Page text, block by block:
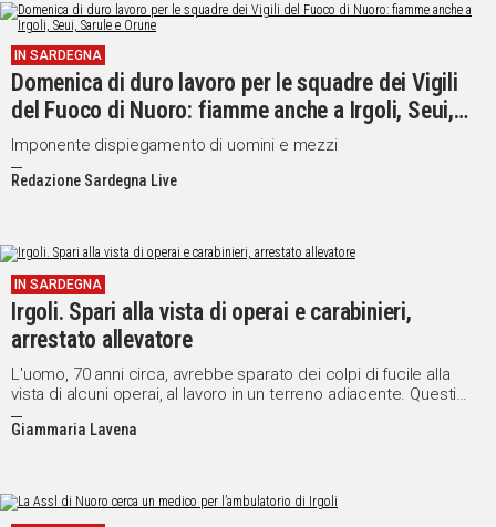
IN SARDEGNA
Domenica di duro lavoro per le squadre dei Vigili
del Fuoco di Nuoro: fiamme anche a Irgoli, Seui,
Sarule e Orune
Imponente dispiegamento di uomini e mezzi
Redazione Sardegna Live
IN SARDEGNA
Irgoli. Spari alla vista di operai e carabinieri,
arrestato allevatore
L'uomo, 70 anni circa, avrebbe sparato dei colpi di fucile alla
vista di alcuni operai, al lavoro in un terreno adiacente. Questi
ultimi hanno prontamente allertato le forze dell'ordine
Giammaria Lavena